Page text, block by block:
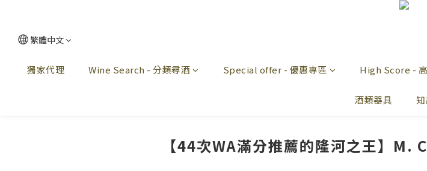
繁體中文
獨家代理 Wine Search - 分類尋酒 Special offer - 優惠專區 High Score -
酒類器具
【44次WA滿分推薦的隆河之王】M.